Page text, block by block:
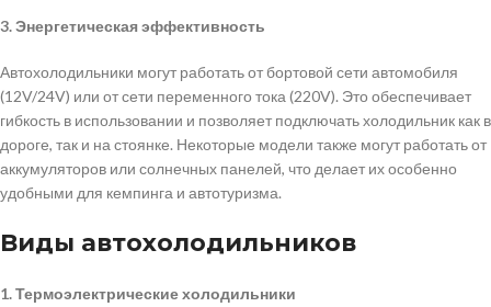
3. Энергетическая эффективность
Автохолодильники могут работать от бортовой сети автомобиля
(12V/24V) или от сети переменного тока (220V). Это обеспечивает
гибкость в использовании и позволяет подключать холодильник как в
дороге, так и на стоянке. Некоторые модели также могут работать от
аккумуляторов или солнечных панелей, что делает их особенно
удобными для кемпинга и автотуризма.
Виды автохолодильников
1. Термоэлектрические холодильники